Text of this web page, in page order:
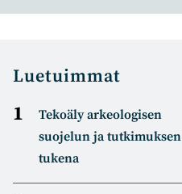
Luetuimmat
Tekoäly arkeologisen
suojelun ja tutkimuksen
tukena